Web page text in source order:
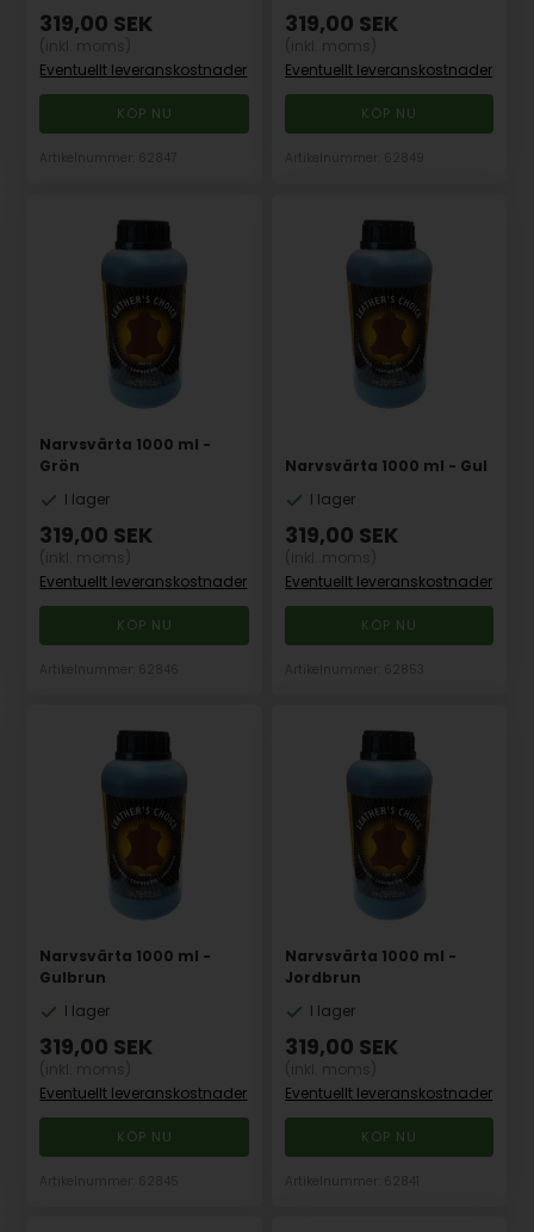
319,00 SEK
Eventuellt leveranskostnader
319,00 SEK
Eventuellt leveranskostnader
Narvsvärta 1000 ml -
Grön
I lager
319,00 SEK
Eventuellt leveranskostnader
Narvsvärta 1000 ml - Gul
I lager
319,00 SEK
Eventuellt leveranskostnader
Narvsvärta 1000 ml -
Gulbrun
I lager
319,00 SEK
Eventuellt leveranskostnader
Narvsvärta 1000 ml -
Jordbrun
I lager
319,00 SEK
Eventuellt leveranskostnader